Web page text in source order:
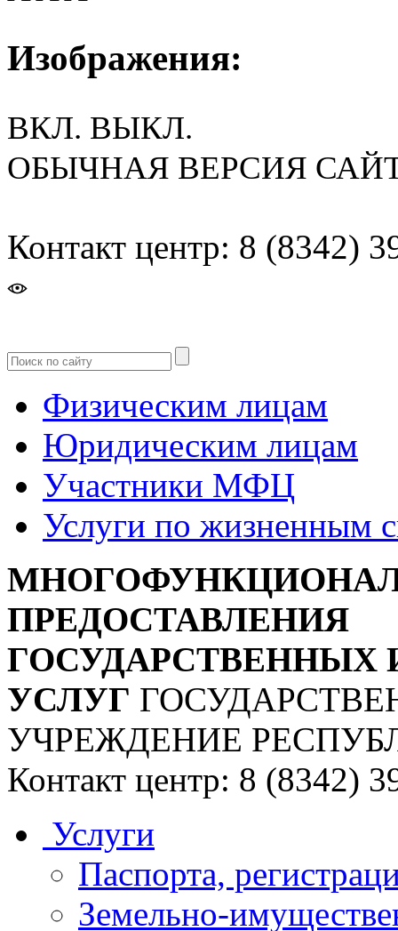
Изображения:
ВКЛ. ВЫКЛ.
ОБЫЧНАЯ ВЕРСИЯ
Контакт центр: 8 (8342)
Физическим лицам
Юридическим лицам
Участники МФЦ
Услуги по жизненным
ПРЕДОСТАВЛЕНИЯ
УСЛУГ
УЧРЕЖДЕНИЕ
Контакт центр: 8 (8342)
Услуги
Паспорта,
Земельно-